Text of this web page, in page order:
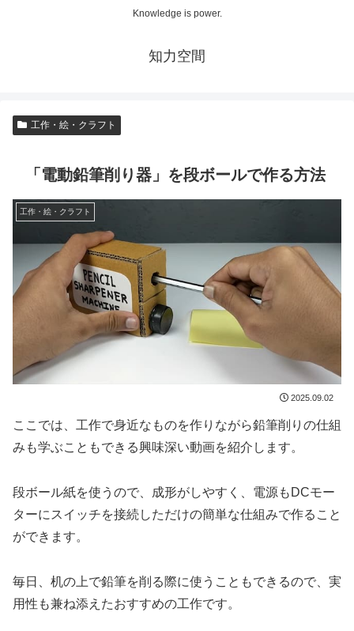
Knowledge is power.
知力空間
工作・絵・クラフト
「電動鉛筆削り器」を段ボールで作る方法
工作・絵・クラフト
2025.09.02
ここでは、工作で身近なものを作りながら鉛筆削りの仕組
みも学ぶこともできる興味深い動画を紹介します。
段ボール紙を使うので、成形がしやすく、電源もDCモー
ターにスイッチを接続しただけの簡単な仕組みで作ること
ができます。
毎日、机の上で鉛筆を削る際に使うこともできるので、実
用性も兼ね添えたおすすめの工作です。